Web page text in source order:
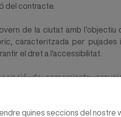
quines seccions del nostre
del contracte.
de la ciutat amb l’objectiu
caracteritzada per pujades
el dret a l'accessibilitat.
de comerciants,
Barri Antic, l'Hospital de
i enllaçarà fàcilment amb
de Vilatorrada i Navarcles,